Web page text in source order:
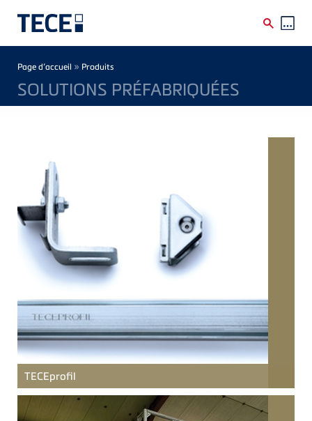
Breadcrumb
Page d’accueil » Produits
SOLUTIONS PRÉFABRIQUÉES
TECEprofil